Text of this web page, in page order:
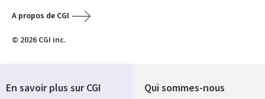
A propos de CGI
© 2026 CGI inc.
Qui sommes-nous
En savoir plus sur CGI